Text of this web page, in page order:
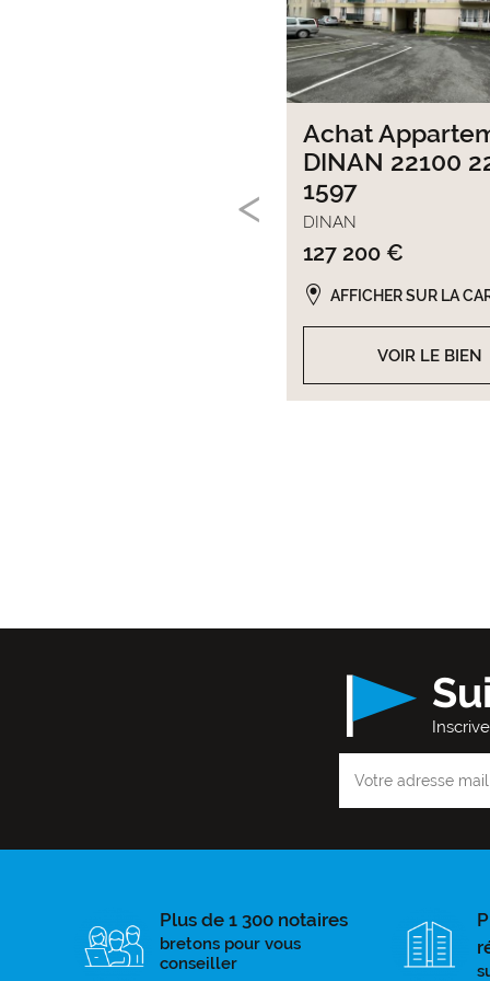
Achat
DINAN 22100
1597
DINAN
127 200 €
VOIR LE BIEN
AFFICHER SUR LA
Plus de 1 300 notaires
bretons pour vous
conseiller